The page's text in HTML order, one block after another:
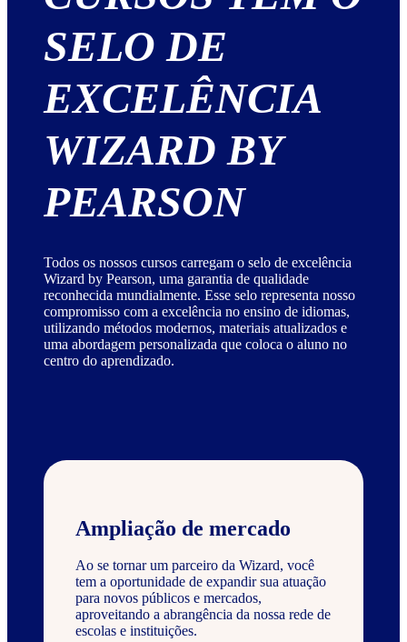
SELO DE
EXCELÊNCIA
WIZARD BY
PEARSON
Todos os nossos cursos carregam o selo de excelência
Wizard by Pearson, uma garantia de qualidade
reconhecida mundialmente. Esse selo representa nosso
compromisso com a excelência no ensino de idiomas,
utilizando métodos modernos, materiais atualizados e
uma abordagem personalizada que coloca o aluno no
centro do aprendizado.
Ampliação de mercado
Ao se tornar um parceiro da Wizard, você
tem a oportunidade de expandir sua atuação
para novos públicos e mercados,
aproveitando a abrangência da nossa rede de
escolas e instituições.